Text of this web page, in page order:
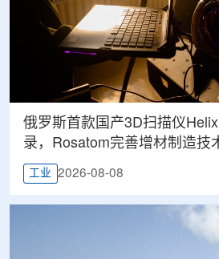
俄罗斯首款国产3D扫描仪
录，Rosatom完善增材制造技
工业 2026-08-08